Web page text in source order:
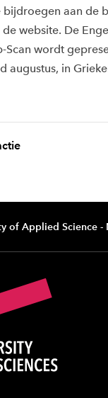
bijdroegen aan de
website. De
-Scan wordt
augustus, in
of Applied Science -